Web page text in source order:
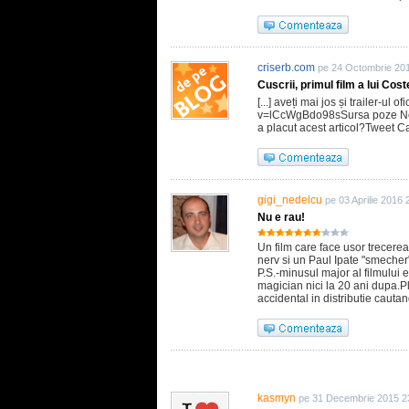
criserb.com pe 24 Octombrie
Cuscrii, primul film a lui
[...] aveți mai jos și trailer-ul
v=lCcWgBdo98sSursa poze
a placut acest articol?Tweet
gigi_nedelcu pe 03 Aprilie 2016
Nu e rau!
Un film care face usor
nerv si un Paul Ipate
P.S.-minusul major al filmului
magician nici la 20 ani
accidental in distributie
kasmyn pe 31 Decembrie 2015